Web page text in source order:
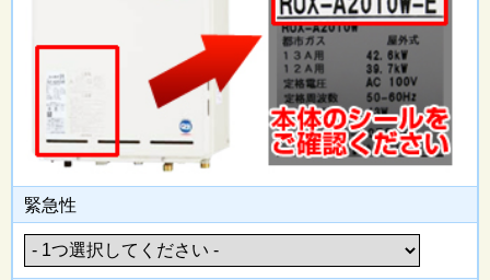
緊急性